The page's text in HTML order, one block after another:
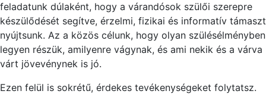
feladatunk dúlaként, hogy a várandósok szülői szerepre
készülődését segítve, érzelmi, fizikai és informatív támaszt
nyújtsunk. Az a közös célunk, hogy olyan szülésélményben
legyen részük, amilyenre vágynak, és ami nekik és a várva
várt jövevénynek is jó.
Ezen felül is sokrétű, érdekes tevékenységeket folytatsz.